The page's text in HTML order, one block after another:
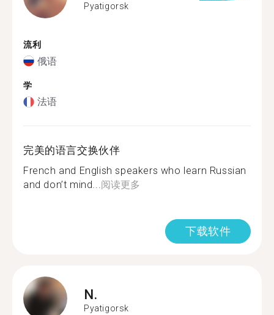
Pyatigorsk
流利
俄语
学
法语
完美的语言交换伙伴
French and English speakers who learn Russian
and don’t mind...阅读更多
下载软件
N.
Pyatigorsk